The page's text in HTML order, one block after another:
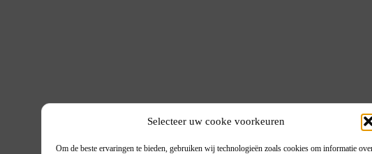
Selecteer uw cooke voorkeuren
Om de beste ervaringen te bieden, gebruiken wij technologieën zoals cookies om informatie